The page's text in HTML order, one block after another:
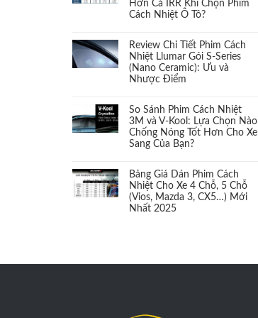
Cảm biến áp suất Lốp (1)
Cảm biến chân ga
Camera 360 (1)
Camera cặp lề
Camera hành trình (2)
Hơn Cả IRR Khi Chọn Phim
Cách Nhiệt Ô Tô?
Review Chi Tiết Phim Cách
Nhiệt Llumar Gói S-Series
(Nano Ceramic): Ưu và
Nhược Điểm
So Sánh Phim Cách Nhiệt
3M và V-Kool: Lựa Chọn Nào
Chống Nóng Tốt Hơn Cho Xe
Sang Của Bạn?
Bảng Giá Dán Phim Cách
Nhiệt Cho Xe 4 Chỗ, 5 Chỗ
(Vios, Mazda 3, CX5…) Mới
Nhất 2025